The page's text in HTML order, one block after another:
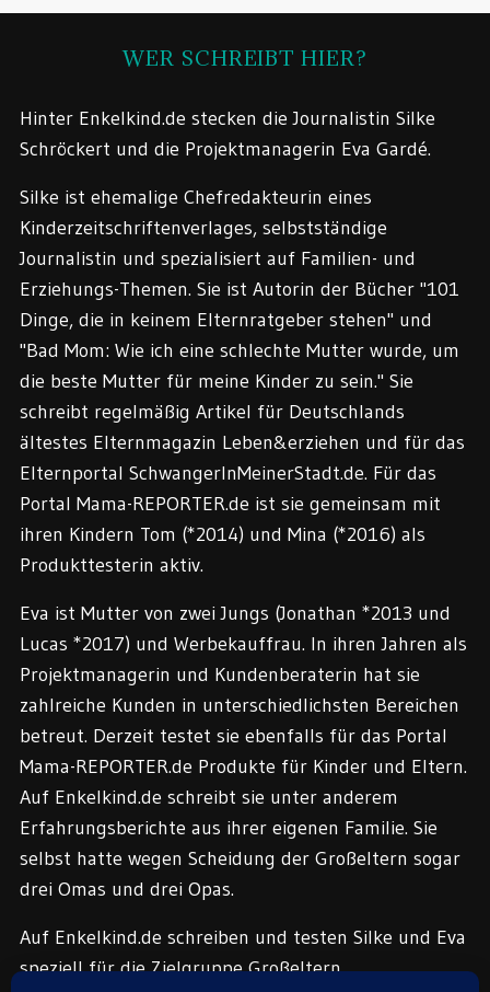
WER SCHREIBT HIER?
Hinter Enkelkind.de stecken die Journalistin Silke
Schröckert und die Projektmanagerin Eva Gardé.
Silke ist ehemalige Chefredakteurin eines
Kinderzeitschriftenverlages, selbstständige
Journalistin und spezialisiert auf Familien- und
Erziehungs-Themen. Sie ist Autorin der Bücher "101
Dinge, die in keinem Elternratgeber stehen" und
"Bad Mom: Wie ich eine schlechte Mutter wurde, um
die beste Mutter für meine Kinder zu sein." Sie
schreibt regelmäßig Artikel für Deutschlands
ältestes Elternmagazin Leben&erziehen und für das
Elternportal SchwangerInMeinerStadt.de. Für das
Portal Mama-REPORTER.de ist sie gemeinsam mit
ihren Kindern Tom (*2014) und Mina (*2016) als
Produkttesterin aktiv.
Eva ist Mutter von zwei Jungs (Jonathan *2013 und
Lucas *2017) und Werbekauffrau. In ihren Jahren als
Projektmanagerin und Kundenberaterin hat sie
zahlreiche Kunden in unterschiedlichsten Bereichen
betreut. Derzeit testet sie ebenfalls für das Portal
Mama-REPORTER.de Produkte für Kinder und Eltern.
Auf Enkelkind.de schreibt sie unter anderem
Erfahrungsberichte aus ihrer eigenen Familie. Sie
selbst hatte wegen Scheidung der Großeltern sogar
drei Omas und drei Opas.
Auf Enkelkind.de schreiben und testen Silke und Eva
speziell für die Zielgruppe Großeltern.